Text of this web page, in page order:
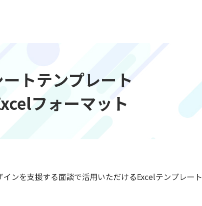
トテンプレート
フォーマット
ンを支援する面談で活用いただけるExcelテンプレート